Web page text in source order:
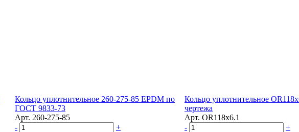
Кольцо уплотнительное 260-275-85 EPDM по
ГОСТ 9833-73
Арт. 260-275-85
-
+
Кольцо уплотнительное
чертежа
Арт. OR118x6.1
-
+